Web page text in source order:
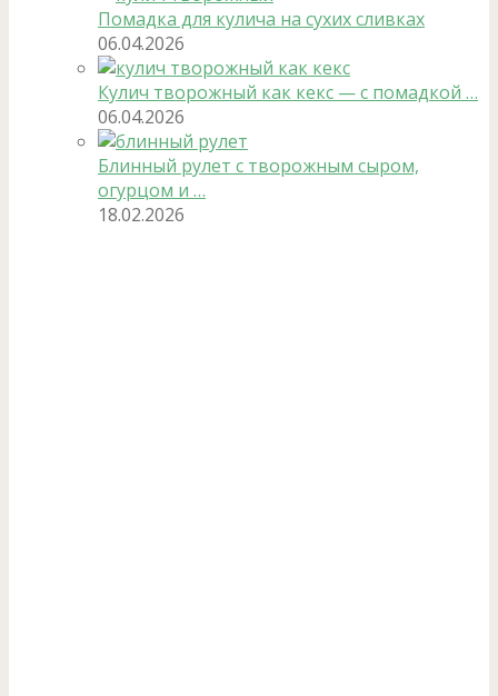
Помадка для кулича на сухих сливках
06.04.2026
Кулич творожный как кекс — с помадкой …
06.04.2026
Блинный рулет с творожным сыром,
огурцом и …
18.02.2026